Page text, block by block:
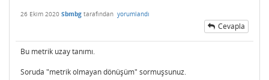
26 Ekim 2020 Sbmbg tarafından yorumlandı
Cevapla
Bu metrik uzay tanımı.
Soruda "metrik olmayan dönüşüm" sormuşsunuz.